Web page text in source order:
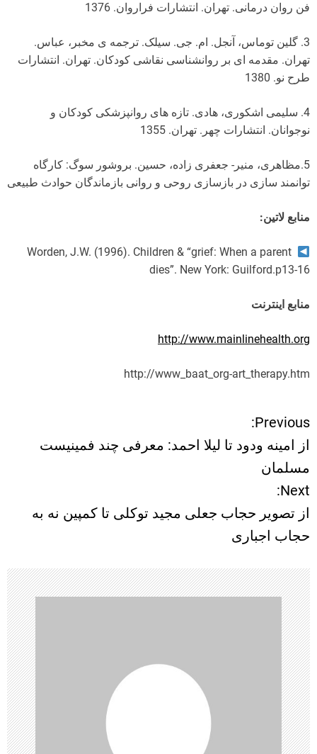
فن روان درمانی. تهران. انتشارات فراروان. 1376
3. گلین توماس، آنجل. ام. جی. سیلک. ترجمه ی مخبر، عباس.
تهران. مقدمه ای بر روانشناسی نقاشی کودکان. تهران. انتشارات
طرح نو. 1380
4. سلیمی اشکوری، هادی. تازه های روانپزشکی کودکان و
نوجوانان. انتشارات چهر. تهران. 1355
5.مظاهری، منیر- جعفری زاده، حسین. بروشور سوگ: کارگاه
توانمند سازی در بازسازی روحی و روانی بازماندگان حوادث طبیعی
منابع لاتین:
Worden, J.W. (1996). Children & “grief: When a parent
dies”. New York: Guilford.p13-16
منابع اینترنت
http://www.mainlinehealth.org
http://www_baat_org-art_therapy.htm
ر
ه
ب
ر
ی
ن
و
ش
ت
Previous:
از امینه ودود تا لیلا احمد: معرفی چند فمینیست
مسلمان
Next:
از تصویر حجاب جعلی مجید توکلی تا کمپین نه به
حجاب اجباری